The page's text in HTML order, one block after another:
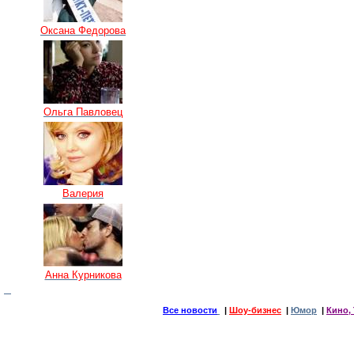
Оксана Федорова
Ольга Павловец
Валерия
Анна Курникова
Все новости Шоу-бизнес Юмор Кино,